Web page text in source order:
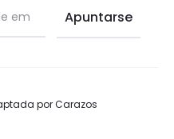
porCarazos